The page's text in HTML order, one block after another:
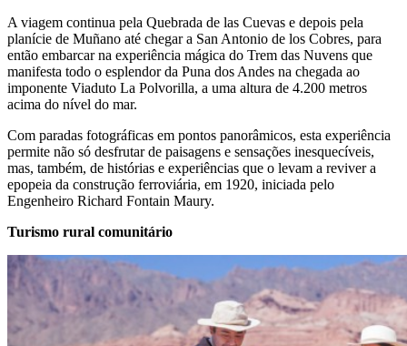
A viagem continua pela Quebrada de las Cuevas e depois pela
planície de Muñano até chegar a San Antonio de los Cobres, para
então embarcar na experiência mágica do Trem das Nuvens que
manifesta todo o esplendor da Puna dos Andes na chegada ao
imponente Viaduto La Polvorilla, a uma altura de 4.200 metros
acima do nível do mar.
Com paradas fotográficas em pontos panorâmicos, esta experiência
permite não só desfrutar de paisagens e sensações inesquecíveis,
mas, também, de histórias e experiências que o levam a reviver a
epopeia da construção ferroviária, em 1920, iniciada pelo
Engenheiro Richard Fontain Maury.
Turismo rural comunitário